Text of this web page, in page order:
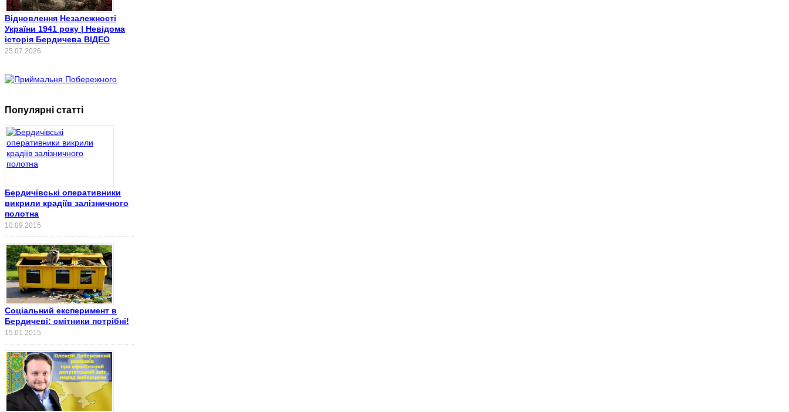
Відновлення Незалежності
України 1941 року | Невідома
історія Бердичева ВІДЕО
25.07.2026
Популярні статті
Бердичівські оперативники
викрили крадіїв залізничного
полотна
10.09.2015
Соціальний експеримент в
Бердичеві: смітники потрібні!
15.01.2015